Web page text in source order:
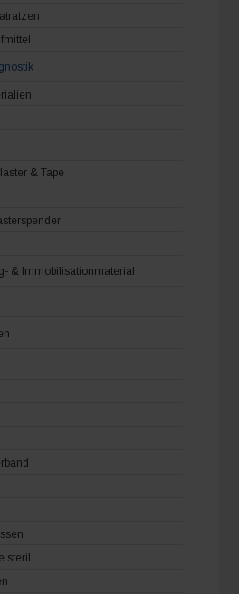
& Tape
& Immobilisationmaterial
steril